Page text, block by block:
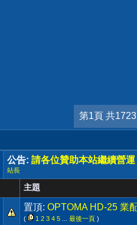
第1頁 共
公告: 請各位贊助本站繼續營運
站長
主題
置頂: OPTOMA HD-25 業
( 1 2 3 4 5 最後一頁 )